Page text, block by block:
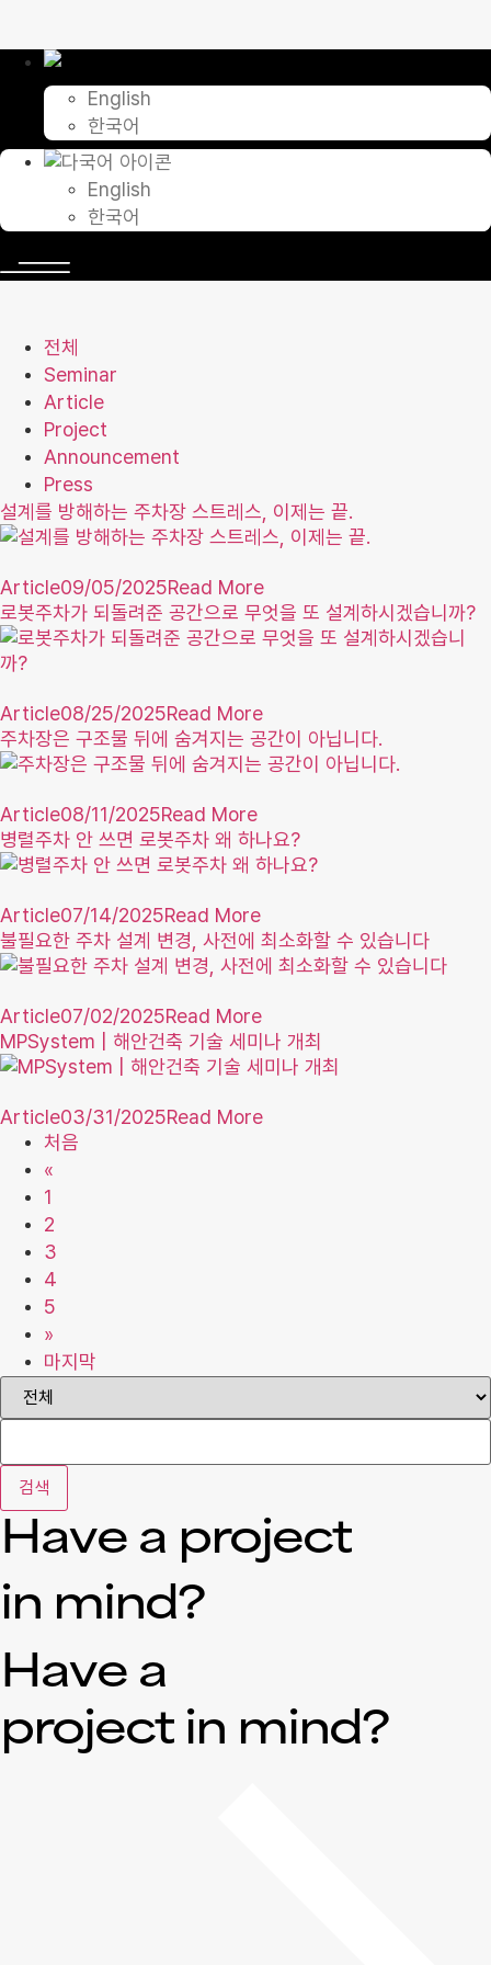
뛰
English
한국어
English
한국어
전체
Seminar
Article
Project
Announcement
Press
설계를 방해하는 주차장 스트레스, 이제는 끝.
Article09/05/2025Read More
로봇주차가 되돌려준 공간으로 무엇을 또 설계하시겠습니까?
Article08/25/2025Read More
주차장은 구조물 뒤에 숨겨지는 공간이 아닙니다.
Article08/11/2025Read More
병렬주차 안 쓰면 로봇주차 왜 하나요?
Article07/14/2025Read More
불필요한 주차 설계 변경, 사전에 최소화할 수 있습니다
Article07/02/2025Read More
MPSystem | 해안건축 기술 세미나 개최
Article03/31/2025Read More
처음
«
1
2
3
4
5
»
마지막
검색
Have a project
in mind?
Have a
project in mind?